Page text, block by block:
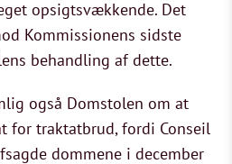
opsigtsvækkende. Det
Kommissionens sidste
behandling af dette.
også Domstolen om at
for traktatbrud, fordi Conseil
dommene i december